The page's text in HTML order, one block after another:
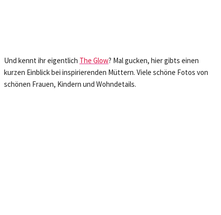
Und kennt ihr eigentlich The Glow? Mal gucken, hier gibts einen
kurzen Einblick bei inspirierenden Müttern. Viele schöne Fotos von
schönen Frauen, Kindern und Wohndetails.